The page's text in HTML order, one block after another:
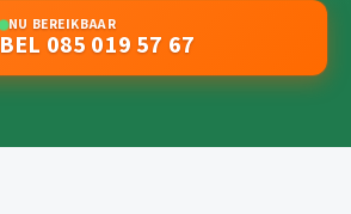
NU BEREIKBAAR
BEL 085 019 57 67